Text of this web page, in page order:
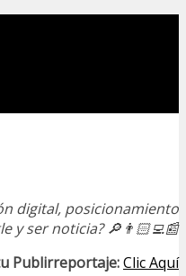
digital, posicionamiento
y ser noticia?🔎👨🏻‍💻📰
Publirreportaje:Clic Aquí